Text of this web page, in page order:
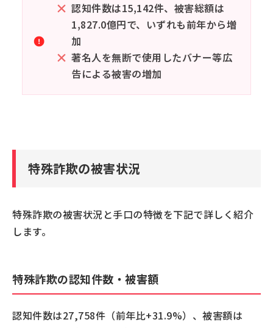
認知件数は15,142件、被害総額は
1,827.0億円で、いずれも前年から増
加
著名人を無断で使用したバナー等広
告による被害の増加
特殊詐欺の被害状況
特殊詐欺の被害状況と手口の特徴を下記で詳しく紹介
します。
特殊詐欺の認知件数・被害額
認知件数は27,758件（前年比+31.9%）、被害額は